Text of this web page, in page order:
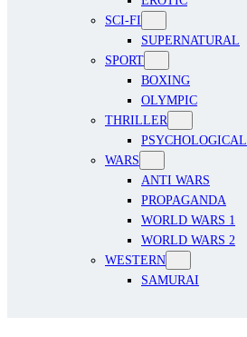
SCI-FI
SUPERNATURAL
SPORT
BOXING
OLYMPIC
THRILLER
PSYCHOLOGICAL
WARS
ANTI WARS
PROPAGANDA
WORLD WARS 1
WORLD WARS 2
WESTERN
SAMURAI